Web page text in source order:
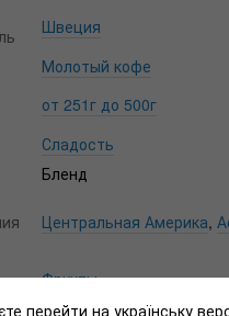
Швеция
Молотый кофе
от 251г до 500г
Сладость
Бленд
Центральная Америка,
Фрукты
перейти на українську